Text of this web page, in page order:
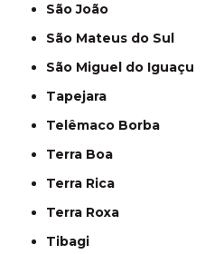
São João
São Mateus do Sul
São Miguel do Iguaçu
Tapejara
Telêmaco Borba
Terra Boa
Terra Rica
Terra Roxa
Tibagi